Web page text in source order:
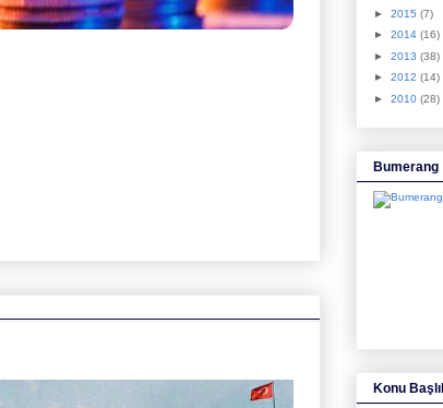
► 2015 (7)
► 2014 (16)
► 2013 (38)
► 2012 (14)
► 2010 (28)
Bumerang
Konu